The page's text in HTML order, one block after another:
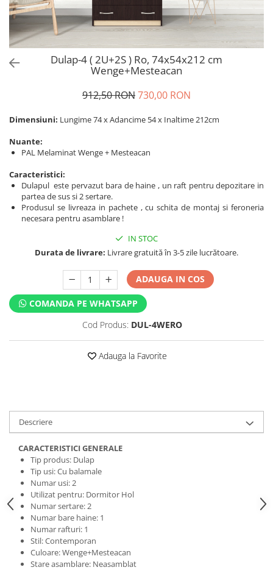
Dulap-4 ( 2U+2S ) Ro, 74x54x212 cm
Wenge+Mesteacan
912,50 RON730,00 RON
Dimensiuni: Lungime 74 x Adancime 54 x Inaltime 212cm
Nuante:
PAL Melaminat Wenge + Mesteacan
Caracteristici:
Dulapul este pervazut bara de haine , un raft pentru depozitare in
partea de sus si 2 sertare.
Produsul se livreaza in pachete , cu schita de montaj si feroneria
necesara pentru asamblare !
IN STOC
Durata de livrare: Livrare gratuită în 3-5 zile lucrătoare.
ADAUGA IN COS
COMANDA PE WHATSAPP
Cod Produs: DUL-4WERO
Adauga la Favorite
Descriere
CARACTERISTICI GENERALE
Tip produs: Dulap
Tip usi: Cu balamale
Numar usi: 2
Utilizat pentru: Dormitor Hol
Numar sertare: 2
Numar bare haine: 1
Numar rafturi: 1
Stil: Contemporan
Culoare: Wenge+Mesteacan
Stare asamblare: Neasamblat